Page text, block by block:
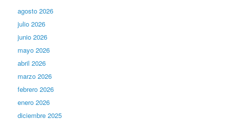
agosto 2026
julio 2026
junio 2026
mayo 2026
abril 2026
marzo 2026
febrero 2026
enero 2026
diciembre 2025